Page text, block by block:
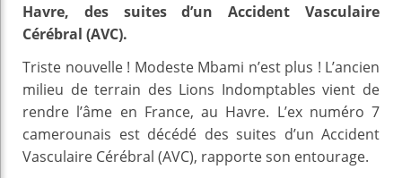
Havre, des suites d’un Accident Vasculaire
Cérébral (AVC).
Triste nouvelle ! Modeste Mbami n’est plus ! L’ancien
milieu de terrain des Lions Indomptables vient de
rendre l’âme en France, au Havre. L’ex numéro 7
camerounais est décédé des suites d’un Accident
Vasculaire Cérébral (AVC), rapporte son entourage.